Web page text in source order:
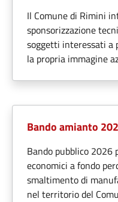
Il Comune di Rimini
sponsorizzazione
soggetti interessati a
la propria immagine
Bando amianto
Bando pubblico
economici a fondo
smaltimento di
nel territorio del